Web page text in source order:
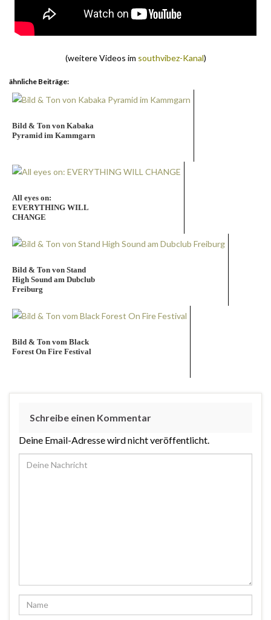
(weitere Videos im southvibez-Kanal)
ähnliche Beiträge:
Bild & Ton von Kabaka
Pyramid im Kammgarn
All eyes on:
EVERYTHING WILL
CHANGE
Bild & Ton von Stand
High Sound am Dubclub
Freiburg
Bild & Ton vom Black
Forest On Fire Festival
Schreibe einen Kommentar
Deine Email-Adresse wird nicht veröffentlicht.